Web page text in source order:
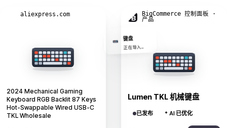
aliexpress.com
2024 Mechanical Gaming
Keyboard RGB Backlit 87 Keys
Hot-Swappable Wired USB-C
TKL Wholesale
键盘
BigCommerce 控制面板 ·
产品
Lumen TKL 机械键盘
已发布 AI 已优化